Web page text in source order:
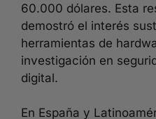
60.000 dólares. Esta
demostró el interés
herramientas de
investigación en
digital.
En España y